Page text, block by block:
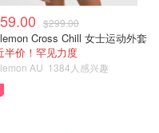
$299.00
Cross Chill 女士运动外套
半价！罕见力度
AU 1384人感兴趣